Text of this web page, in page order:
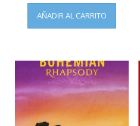
AÑADIR AL CARRITO